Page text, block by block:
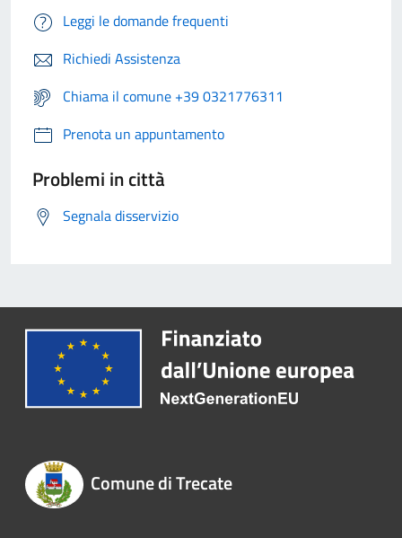
Leggi le domande frequenti
Richiedi Assistenza
Chiama il comune +39 0321776311
Prenota un appuntamento
Problemi in città
Segnala disservizio
Comune di Trecate